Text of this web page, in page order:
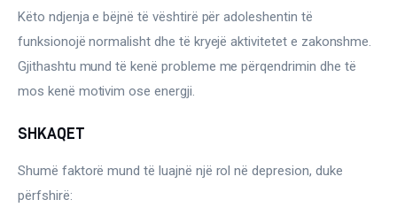
Onkologji
Ortopedi dhe Fizioterapi
Këto ndjenja e bëjnë të vështirë për adoleshentin të
funksionojë normalisht dhe të kryejë aktivitetet e zakonshme.
Gjithashtu mund të kenë probleme me përqendrimin dhe të
mos kenë motivim ose energji.
SHKAQET
Shumë faktorë mund të luajnë një rol në depresion, duke
përfshirë: